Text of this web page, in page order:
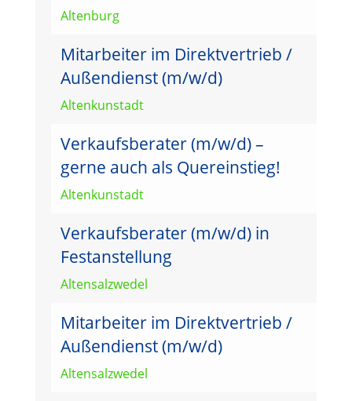
Altenburg
Mitarbeiter im Direktvertrieb /
Außendienst (m/w/d)
Altenkunstadt
Verkaufsberater (m/w/d) –
gerne auch als Quereinstieg!
Altenkunstadt
Verkaufsberater (m/w/d) in
Festanstellung
Altensalzwedel
Mitarbeiter im Direktvertrieb /
Außendienst (m/w/d)
Altensalzwedel